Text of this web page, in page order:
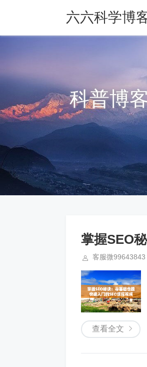
六六科学博
科普博
掌握SEO
客服微99643843
查看全文